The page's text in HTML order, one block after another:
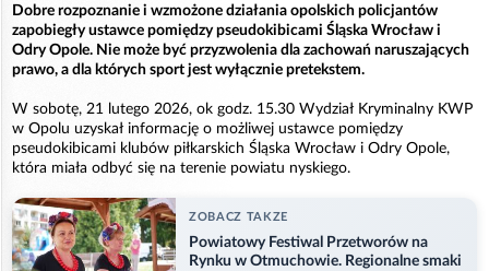
Dobre rozpoznanie i wzmożone działania opolskich policjantów
zapobiegły ustawce pomiędzy pseudokibicami Śląska Wrocław i
Odry Opole. Nie może być przyzwolenia dla zachowań naruszających
prawo, a dla których sport jest wyłącznie pretekstem.
W sobotę, 21 lutego 2026, ok godz. 15.30 Wydział Kryminalny KWP
w Opolu uzyskał informację o możliwej ustawce pomiędzy
pseudokibicami klubów piłkarskich Śląska Wrocław i Odry Opole,
która miała odbyć się na terenie powiatu nyskiego.
ZOBACZ TAKZE
Powiatowy Festiwal Przetworów na
Rynku w Otmuchowie. Regionalne smaki